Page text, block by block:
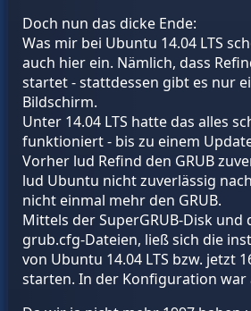
Doch nun das dicke Ende:
Was mir bei Ubuntu 14.04 LTS
auch hier ein. Nämlich, dass
startet - stattdessen gibt es nur
Bildschirm.
Unter 14.04 LTS hatte das alles
funktioniert - bis zu einem
Vorher lud Refind den GRUB
lud Ubuntu nicht zuverlässig
nicht einmal mehr den GRUB.
Mittels der SuperGRUB-Disk und
grub.cfg-Dateien, ließ sich die
von Ubuntu 14.04 LTS bzw. jetzt
starten. In der Konfiguration war